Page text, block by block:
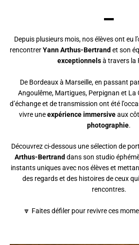
Depuis plusieurs mois, nos élèves ont eu
rencontrerYann Arthus-Bertrand et son
exceptionnelsà travers la
De Bordeaux à Marseille, en passant
Angoulême, Martigues, Perpignan et La
d’échange et de transmission ont été
vivre uneexpérience immersiveaux
photographie.
Découvrez ci-dessous une sélection de
Arthus-Bertrand dans son studio
instants uniques avec nos élèves et
des regards et des histoires de ceux
rencontres.
🔽 Faites défiler pour revivre ces